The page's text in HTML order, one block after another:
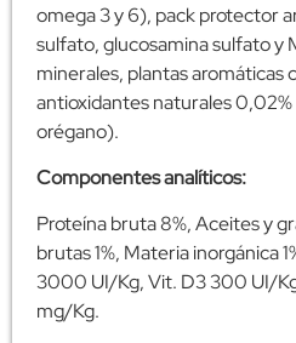
omega 3 y 6), pack protector
sulfato, glucosamina sulfato y
minerales, plantas aromáticas
antioxidantes naturales
orégano).
Componentes analíticos:
Proteína bruta 8%, Aceites y
brutas 1%, Materia inorgánica
3000 UI/Kg, Vit. D3 300 UI/
mg/Kg.